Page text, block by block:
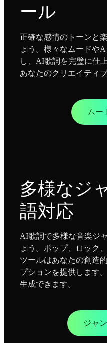
ール
正確な感情のトーンと
ょう。様々なムードや
し、AI歌詞を完璧に仕
あなたのクリエイティ
ムー
多様なジ
語対応
AI歌詞で多様な音楽ジ
ょう。ポップ、ロック
ツールはあなたの創造
プションを提供します
生成できます。
ジャ